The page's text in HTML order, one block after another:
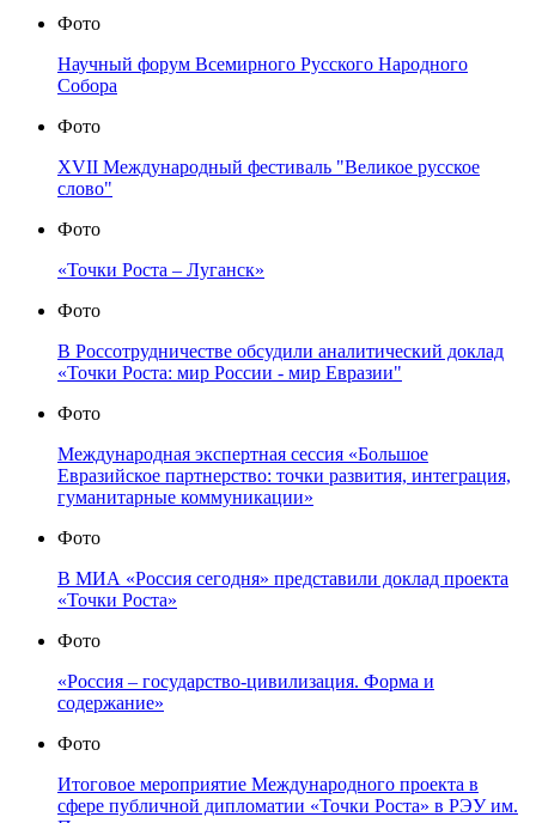
Фото
Научный форум Всемирного Русского Народного
Собора
Фото
XVII Международный фестиваль "Великое русское
слово"
Фото
«Точки Роста – Луганск»
Фото
В Россотрудничестве обсудили аналитический доклад
«Точки Роста: мир России - мир Евразии"
Фото
Международная экспертная сессия «Большое
Евразийское партнерство: точки развития, интеграция,
гуманитарные коммуникации»
Фото
В МИА «Россия сегодня» представили доклад проекта
«Точки Роста»
Фото
«Россия – государство-цивилизация. Форма и
содержание»
Фото
Итоговое мероприятие Международного проекта в
сфере публичной дипломатии «Точки Роста» в РЭУ им.